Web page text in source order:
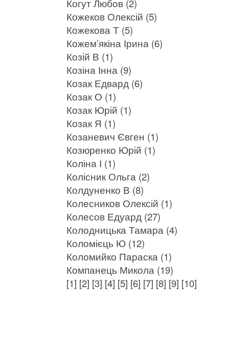
Когут Любов (2)
Кожеков Олексій (5)
Кожекова Т (5)
Кожем’якіна Ірина (6)
Козій В (1)
Козіна Інна (9)
Козак Едвард (6)
Козак О (1)
Козак Юрій (1)
Козак Я (1)
Козаневич Євген (1)
Козюренко Юрій (1)
Коліна І (1)
Колісник Ольга (2)
Колдуненко В (8)
Колесников Олексій (1)
Колесов Едуард (27)
Колодницька Тамара (4)
Коломієць Ю (12)
Коломийко Параска (1)
Компанець Микола (19)
[1] [2] [3] [4] [5] [6] [7] [8] [9] [10]